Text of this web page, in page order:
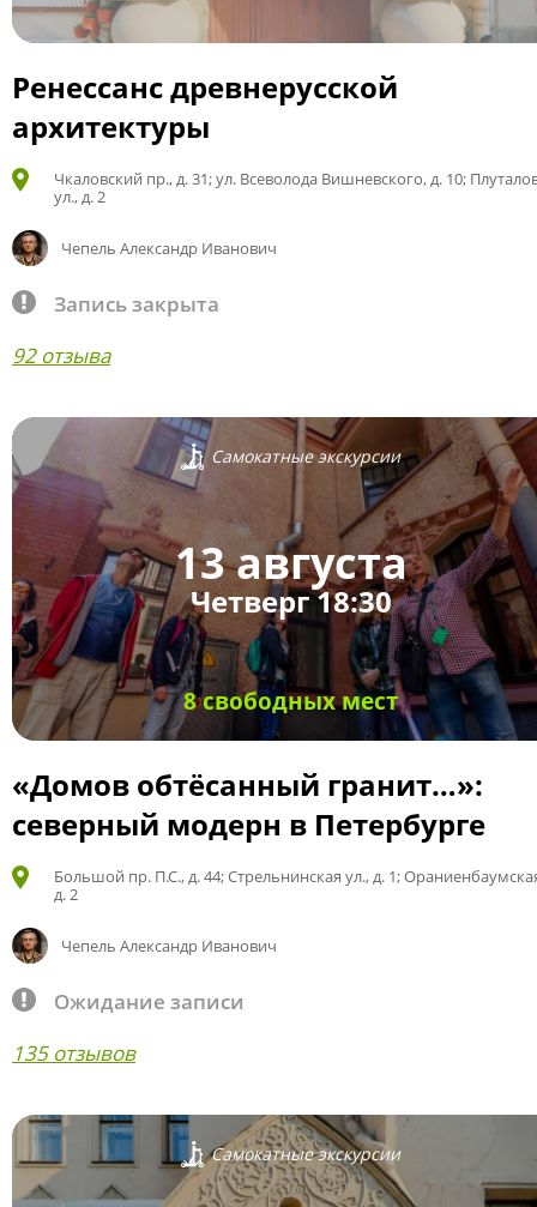
Ренессанс древнерусской
архитектуры
Чкаловский пр., д. 31; ул. Всеволода Вишневского, д. 10;
ул., д. 2
Чепель Александр Иванович
Запись закрыта
92 отзыва
Самокатные экскурсии
13 августа
Четверг 18:30
8 свободных мест
«Домов обтёсанный гранит…»:
северный модерн в Петербурге
Большой пр. П.С., д. 44; Стрельнинская ул., д. 1;
д. 2
Чепель Александр Иванович
Ожидание записи
135 отзывов
Самокатные экскурсии